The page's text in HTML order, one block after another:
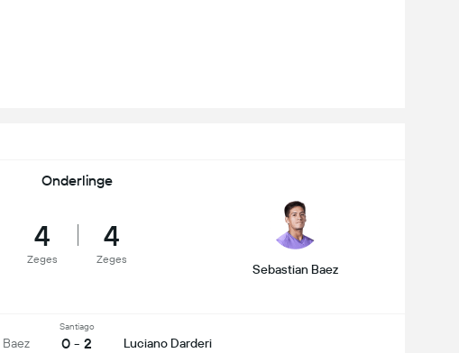
Onderlinge
4
Zeges
4
Zeges
Sebastian Baez
Santiago
0 - 2 Luciano Darderi